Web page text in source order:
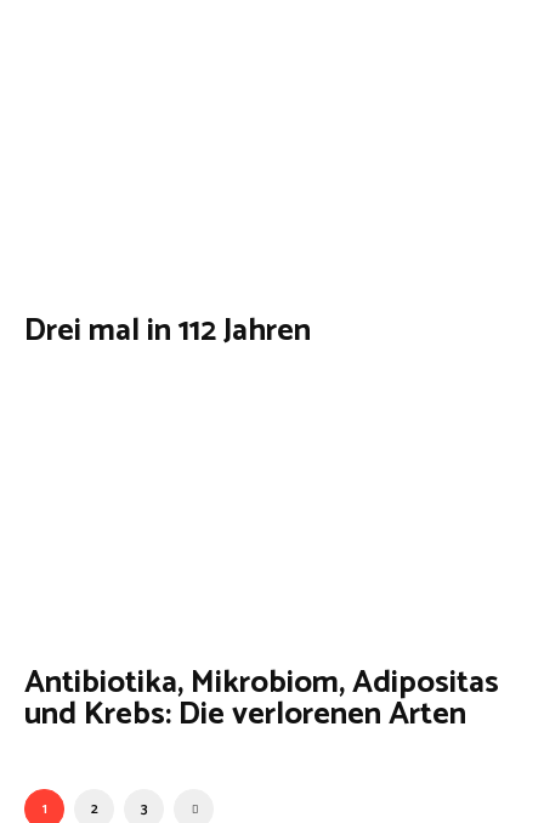
Drei mal in 112 Jahren
Antibiotika, Mikrobiom, Adipositas
und Krebs: Die verlorenen Arten
1 2 3